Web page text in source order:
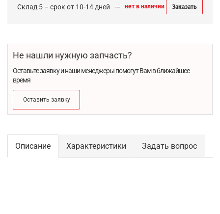
Склад 5 – срок от 10-14 дней нет в наличии Заказать
Не нашли нужную запчасть?
Оставьте заявку и наши менеджеры помогут Вам в ближайшее
время
Оставить заявку
Описание Характеристики Задать вопрос